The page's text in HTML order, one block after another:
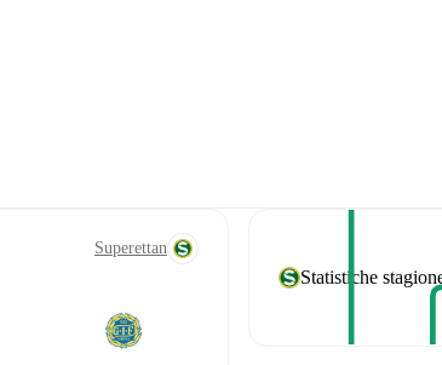
Superettan
Statistiche